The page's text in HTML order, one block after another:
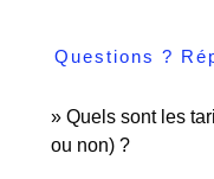
Questions ?
Quels sont les
ou non) ?